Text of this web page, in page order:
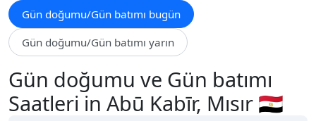
Gün doğumu/Gün batımı bugün
Gün doğumu/Gün batımı yarın
Gün doğumu ve Gün batımı
Saatleri in Abū Kabīr, Mısır 🇪🇬